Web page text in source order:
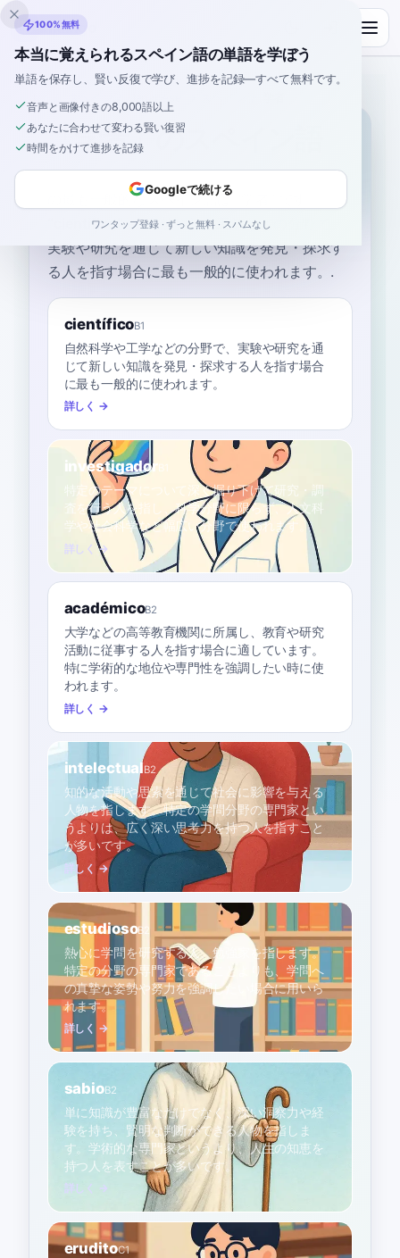
Inklingo
「学者」のスペイン語
の最も一般的なスペイン語は“
científico”—自然科学や工学などの分野で、
実験や研究を通じて新しい知識を発見・探求す
る人を指す場合に最も一般的に使われます。 .
científicoB1
自然科学や工学などの分野で、実験や研究を通
じて新しい知識を発見・探求する人を指す場合
に最も一般的に使われます。
詳しく →
investigador
特定のテーマについて深く掘り下げて研究・調
査を行う人を指し、科学分野に限らず、人文科
学や社会科学など幅広い分野で使われます。
詳しく →
académicoB2
大学などの高等教育機関に所属し、教育や研究
活動に従事する人を指す場合に適しています。
特に学術的な地位や専門性を強調したい時に使
われます。
詳しく →
intelectualB2
知的な活動や思索を通じて社会に影響を与える
人物を指します。特定の学問分野の専門家とい
うよりは、広く深い思考力を持つ人を指すこと
が多いです。
詳しく →
estudiosoB2
熱心に学問を研究する人、勉強家を指します。
特定の分野の専門家であることよりも、学問へ
の真摯な姿勢や努力を強調したい場合に用いら
れます。
詳しく →
sabioB2
単に知識が豊富なだけでなく、深い洞察力や経
験を持ち、賢明な判断ができる人物を指しま
す。学術的な専門家というより、人生の知恵を
持つ人を表すことが多いです。
詳しく →
eruditoC1
100%無料
本当に覚えられるスペイン語の単語を学ぼう
単語を保存し、賢い反復で学び、進捗を記録—すべて無料です。
音声と画像付きの8,000語以上
あなたに合わせて変わる賢い復習
時間をかけて進捗を記録
Googleで続ける
ワンタップ登録 · ずっと無料 · スパムなし